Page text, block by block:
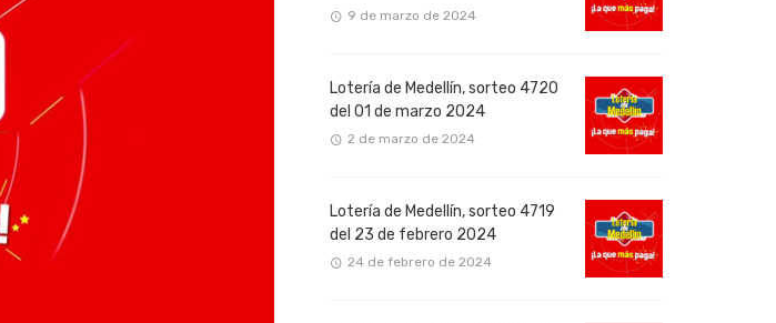
9 de marzo de 2024
Lotería de Medellín, sorteo 4720
del 01 de marzo 2024
2 de marzo de 2024
Lotería de Medellín, sorteo 4719
del 23 de febrero 2024
24 de febrero de 2024